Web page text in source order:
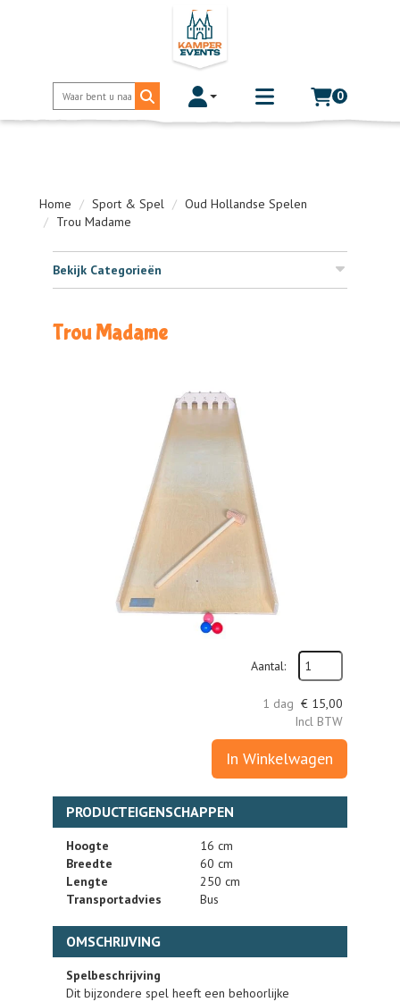
Toggle account dropdown
Toggle
mobile
0
Home Sport & Spel
Oud Hollandse Spelen
Trou Madame
Bekijk Categorieën
Trou Madame
Aantal:
1 dag € 15,00
Incl BTW
In Winkelwagen
PRODUCTEIGENSCHAPPEN
Hoogte
16 cm
Breedte
60 cm
Lengte
250 cm
Transportadvies
Bus
OMSCHRIJVING
Spelbeschrijving
Dit bijzondere spel heeft een behoorlijke